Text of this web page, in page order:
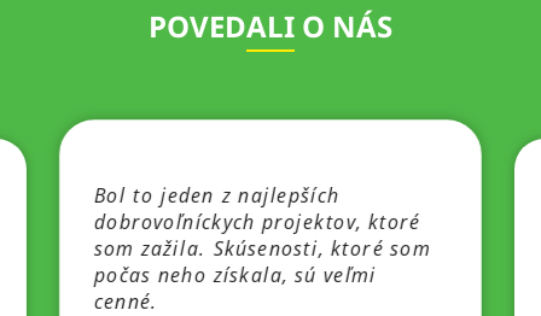
POVEDALI O NÁS
Bol to jeden z najlepších
dobrovoľníckych projektov, ktoré
som zažila. Skúsenosti, ktoré som
počas neho získala, sú veľmi
cenné.